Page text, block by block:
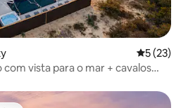
5 de uma
5 (23)
vista para o mar + cavalos